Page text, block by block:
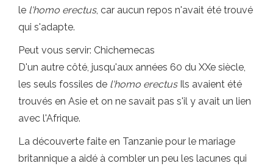
le l'homo erectus, car aucun repos n'avait été trouvé
qui s'adapte.
Peut vous servir: Chichemecas
D'un autre côté, jusqu'aux années 60 du XXe siècle,
les seuls fossiles de l'homo erectusIls avaient été
trouvés en Asie et on ne savait pas s'il y avait un lien
avec l'Afrique.
La découverte faite en Tanzanie pour le mariage
britannique a aidé à combler un peu les lacunes qui